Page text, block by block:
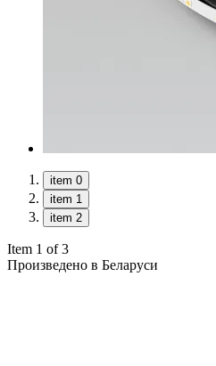
item 0
item 1
item 2
Item 1 of 3
Произведено в Беларуси